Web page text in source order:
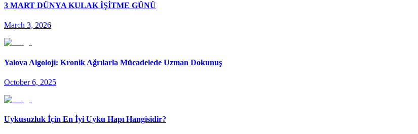
3 MART DÜNYA KULAK İŞİTME GÜNÜ
March 3, 2026
Yalova Algoloji: Kronik Ağrılarla Mücadelede Uzman Dokunuş
October 6, 2025
Uykusuzluk İçin En İyi Uyku Hapı Hangisidir?